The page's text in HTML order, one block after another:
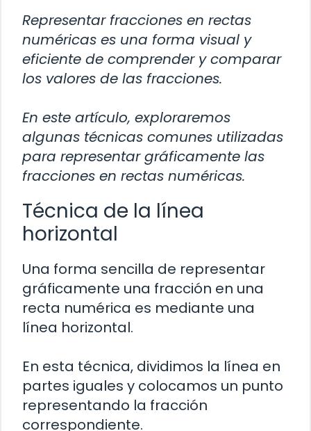
Representar fracciones en rectas
numéricas es una forma visual y
eficiente de comprender y comparar
los valores de las fracciones.
En este artículo, exploraremos
algunas técnicas comunes utilizadas
para representar gráficamente las
fracciones en rectas numéricas.
Técnica de la línea
horizontal
Una forma sencilla de representar
gráficamente una fracción en una
recta numérica es mediante una
línea horizontal.
En esta técnica, dividimos la línea en
partes iguales y colocamos un punto
representando la fracción
correspondiente.